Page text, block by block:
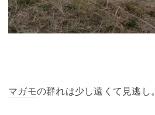
マガモの群れは少し遠くて見逃し。